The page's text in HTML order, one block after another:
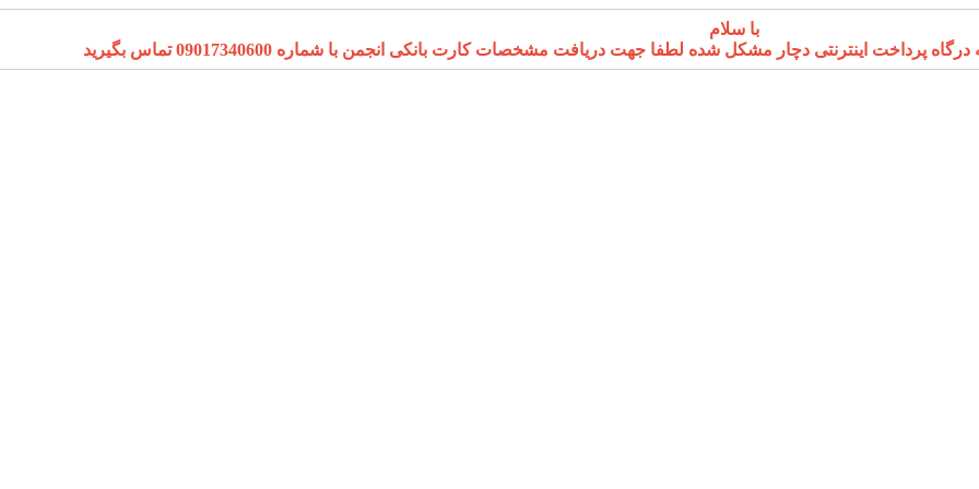
با سلام
اینترنتی دچار مشکل شده لطفا جهت دریافت مشخصات کارت بانکی انجمن با شماره 09017340600 تماس بگیرید